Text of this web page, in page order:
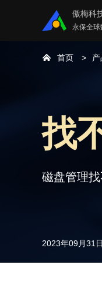
傲梅科
永保全
首页
找
磁盘管理
2023年09月31